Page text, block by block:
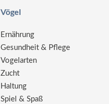
Vögel
Ernährung
Gesundheit & Pflege
Vogelarten
Zucht
Haltung
Spiel & Spaß